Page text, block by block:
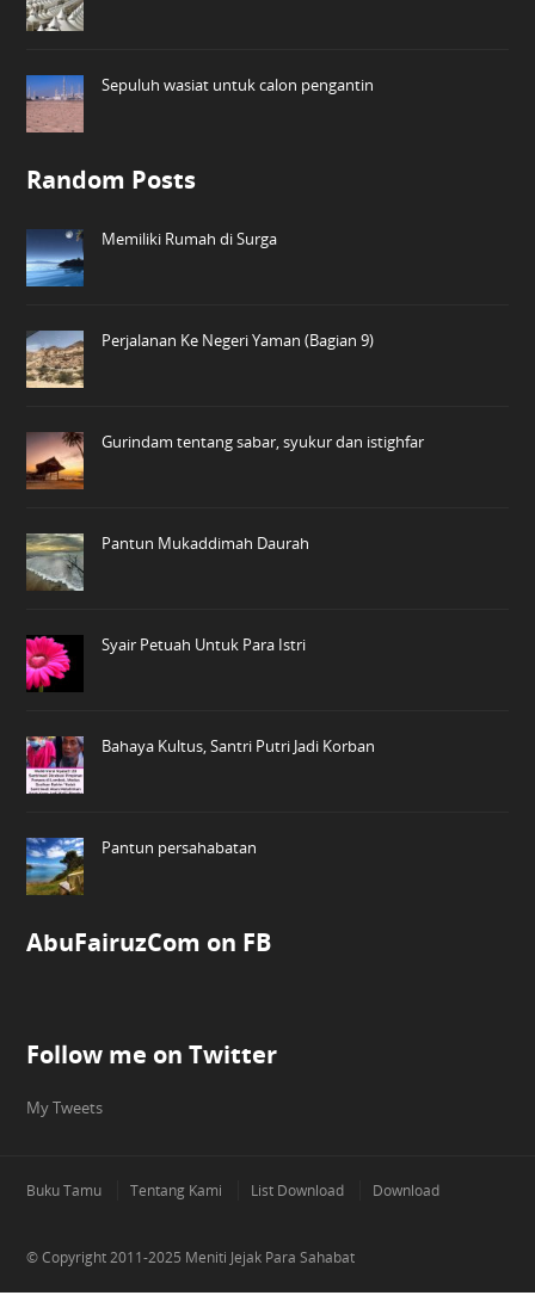
Sepuluh wasiat untuk calon pengantin
Random Posts
Memiliki Rumah di Surga
Perjalanan Ke Negeri Yaman (Bagian 9)
Gurindam tentang sabar, syukur dan istighfar
Pantun Mukaddimah Daurah
Syair Petuah Untuk Para Istri
Bahaya Kultus, Santri Putri Jadi Korban
Pantun persahabatan
AbuFairuzCom on FB
Follow me on Twitter
My Tweets
Buku Tamu Tentang Kami List Download Download
© Copyright 2011-2025 Meniti Jejak Para Sahabat